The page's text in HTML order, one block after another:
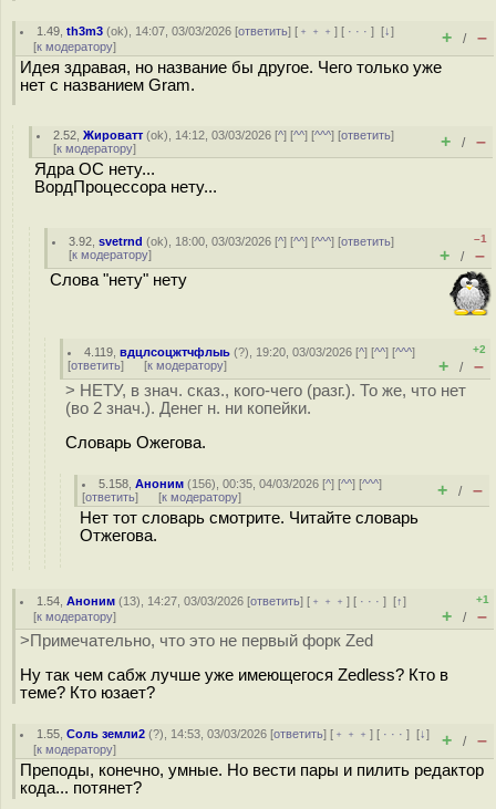
1.49 ,th3m3 (ok), 14:07, 03/03/2026 [ответить] [ ﹢﹢﹢] [ · · ·][↓]
[к модератору] + / –
Идея здравая, но название бы другое. Чего только уже
нет с названием Gram.
2.52 ,Жироватт (ok), 14:12, 03/03/2026 [^] [^^] [^^^] [ответить]
[к модератору] + / –
Ядра ОС нету...
ВордПроцессора нету...
3.92 ,svetrnd (ok), 18:00, 03/03/2026 [^] [^^] [^^^] [ответить]
[к модератору]
–1
+ / –
Слова "нету" нету
4.119 ,вдцлсоцжтчфлыь (?), 19:20, 03/03/2026 [^] [^^] [^^^]
[ответить] [к модератору]
+2
+ / –
> НЕТУ, в знач. сказ., кого-чего (разг.). То же, что нет
(во 2 знач.). Денег н. ни копейки.
Словарь Ожегова.
5.158 ,Аноним (156), 00:35, 04/03/2026 [^] [^^] [^^^]
[ответить] [к модератору] + / –
Нет тот словарь смотрите. Читайте словарь
Отжегова.
1.54 ,Аноним (13), 14:27, 03/03/2026 [ответить] [ ﹢﹢﹢] [ · · ·][↑]
[к модератору]
+1
+ / –
>Примечательно, что это не первый форк Zed
Ну так чем сабж лучше уже имеющегося Zedless? Кто в
теме? Кто юзает?
1.55 ,Соль земли2 (?), 14:53, 03/03/2026 [ответить] [ ﹢﹢﹢] [ · · ·][↓]
[к модератору] + / –
Преподы, конечно, умные. Но вести пары и пилить редактор
кода... потянет?